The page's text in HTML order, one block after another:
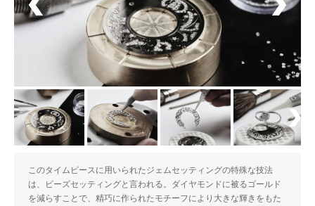
このタイムピースに用いられたジェムセッティングの特殊な技法
は、ビーズセッティングと言われる。ダイヤモンドに被るゴールド
を減らすことで、精巧に作られたモチーフにより大きな輝きをもた